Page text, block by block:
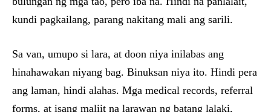
kundi pagkailang, parang nakitang mali ang sarili.
Sa van, umupo si lara, at doon niya inilabas ang
hinahawakan niyang bag. Binuksan niya ito. Hindi pera
ang laman, hindi alahas. Mga medical records, referral
forms, at isang maliit na larawan ng batang lalaki,